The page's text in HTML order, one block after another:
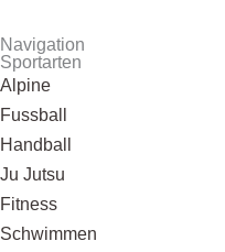
Navigation
Sportarten
Alpine
Fussball
Handball
Ju Jutsu
Fitness
Schwimmen